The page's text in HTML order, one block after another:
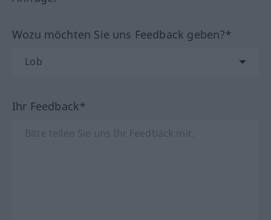
Wozu möchten Sie uns Feedback geben?*
Ihr Feedback*